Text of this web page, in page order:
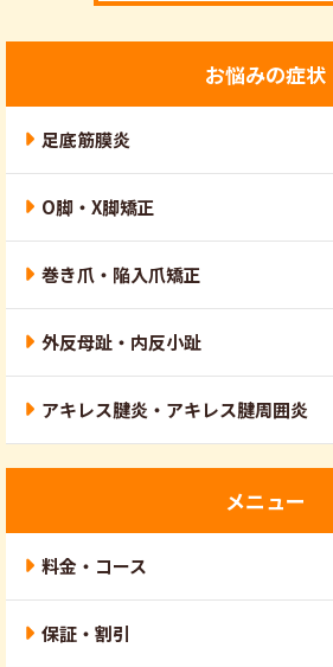
お悩みの症状
足底筋膜炎
O脚・X脚矯正
巻き爪・陥入爪矯正
外反母趾・内反小趾
アキレス腱炎・アキレス腱周囲炎
メニュー
料金・コース
保証・割引